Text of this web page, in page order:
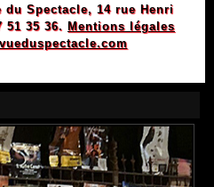
du Spectacle, 14 rue Henri
51 35 36. Mentions légales